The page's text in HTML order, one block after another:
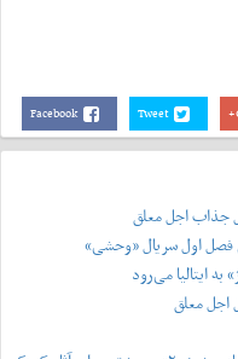
Facebook Tweet
جذاب اجل معلق
فصل اول سریال «وحشی»
ایتالیا می‌رود
اجل معلق